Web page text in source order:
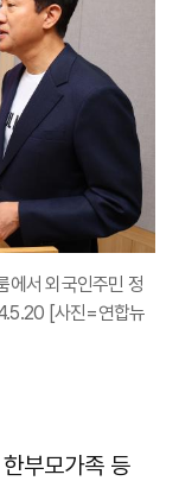
에서 외국인주민 정
[사진=연합뉴
부모가족 등